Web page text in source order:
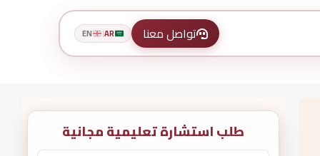
تواصل معنا AR
|
EN
طلب استشارة تعليمية مجانية